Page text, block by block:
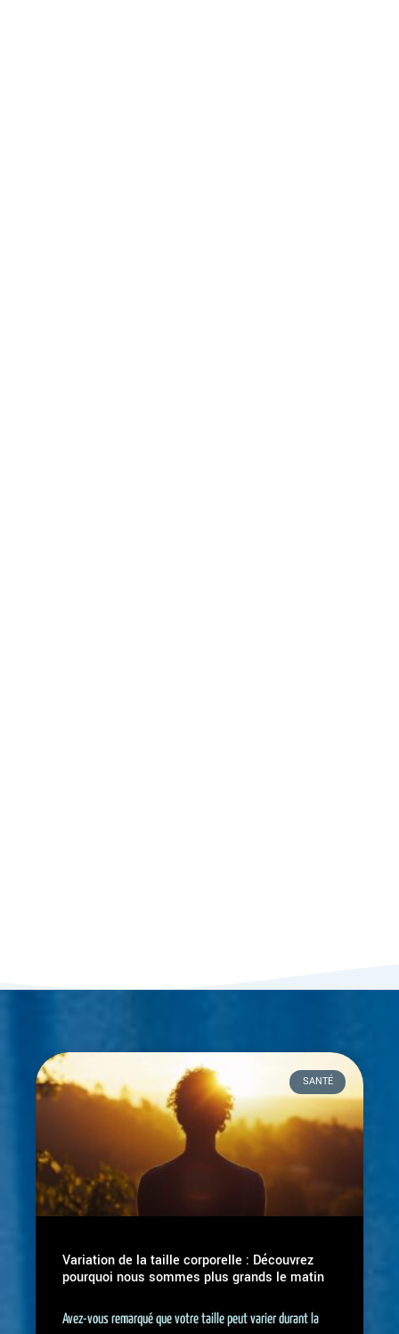
SANTÉ
Variation de la taille corporelle : Découvrez
pourquoi nous sommes plus grands le matin
Avez-vous remarqué que votre taille peut varier durant la